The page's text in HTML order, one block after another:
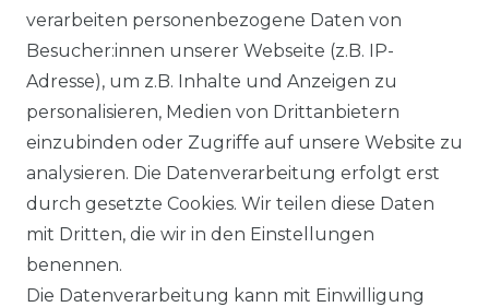
GEWERBETREIBENDE?
HILFE
KONTAKT
ANFAHRT
verarbeiten personenbezogene Daten von
Besucher:innen unserer Webseite (z.B. IP-
Adresse), um z.B. Inhalte und Anzeigen zu
personalisieren, Medien von Drittanbietern
einzubinden oder Zugriffe auf unsere Website zu
analysieren. Die Datenverarbeitung erfolgt erst
durch gesetzte Cookies. Wir teilen diese Daten
mit Dritten, die wir in den Einstellungen
benennen.
Die Datenverarbeitung kann mit Einwilligung